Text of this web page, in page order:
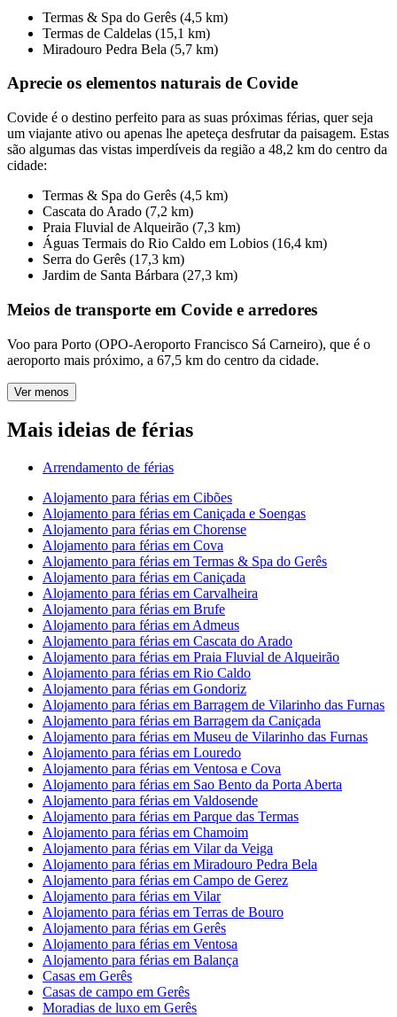
Termas & Spa do Gerês (4,5 km)
Termas de Caldelas (15,1 km)
Miradouro Pedra Bela (5,7 km)
Aprecie os elementos naturais de Covide
Covide é o destino perfeito para as suas próximas férias, quer seja
um viajante ativo ou apenas lhe apeteça desfrutar da paisagem. Estas
são algumas das vistas imperdíveis da região a 48,2 km do centro da
cidade:
Termas & Spa do Gerês (4,5 km)
Cascata do Arado (7,2 km)
Praia Fluvial de Alqueirão (7,3 km)
Águas Termais do Rio Caldo em Lobios (16,4 km)
Serra do Gerês (17,3 km)
Jardim de Santa Bárbara (27,3 km)
Meios de transporte em Covide e arredores
Voo para Porto (OPO-Aeroporto Francisco Sá Carneiro), que é o
aeroporto mais próximo, a 67,5 km do centro da cidade.
Ver menos
Mais ideias de férias
Arrendamento de férias
Alojamento para férias em Cibões
Alojamento para férias em Caniçada e Soengas
Alojamento para férias em Chorense
Alojamento para férias em Cova
Alojamento para férias em Termas & Spa do Gerês
Alojamento para férias em Caniçada
Alojamento para férias em Carvalheira
Alojamento para férias em Brufe
Alojamento para férias em Admeus
Alojamento para férias em Cascata do Arado
Alojamento para férias em Praia Fluvial de Alqueirão
Alojamento para férias em Rio Caldo
Alojamento para férias em Gondoriz
Alojamento para férias em Barragem de Vilarinho das Furnas
Alojamento para férias em Barragem da Caniçada
Alojamento para férias em Museu de Vilarinho das Furnas
Alojamento para férias em Louredo
Alojamento para férias em Ventosa e Cova
Alojamento para férias em Sao Bento da Porta Aberta
Alojamento para férias em Valdosende
Alojamento para férias em Parque das Termas
Alojamento para férias em Chamoim
Alojamento para férias em Vilar da Veiga
Alojamento para férias em Miradouro Pedra Bela
Alojamento para férias em Campo de Gerez
Alojamento para férias em Vilar
Alojamento para férias em Terras de Bouro
Alojamento para férias em Gerês
Alojamento para férias em Ventosa
Alojamento para férias em Balança
Casas em Gerês
Casas de campo em Gerês
Moradias de luxo em Gerês